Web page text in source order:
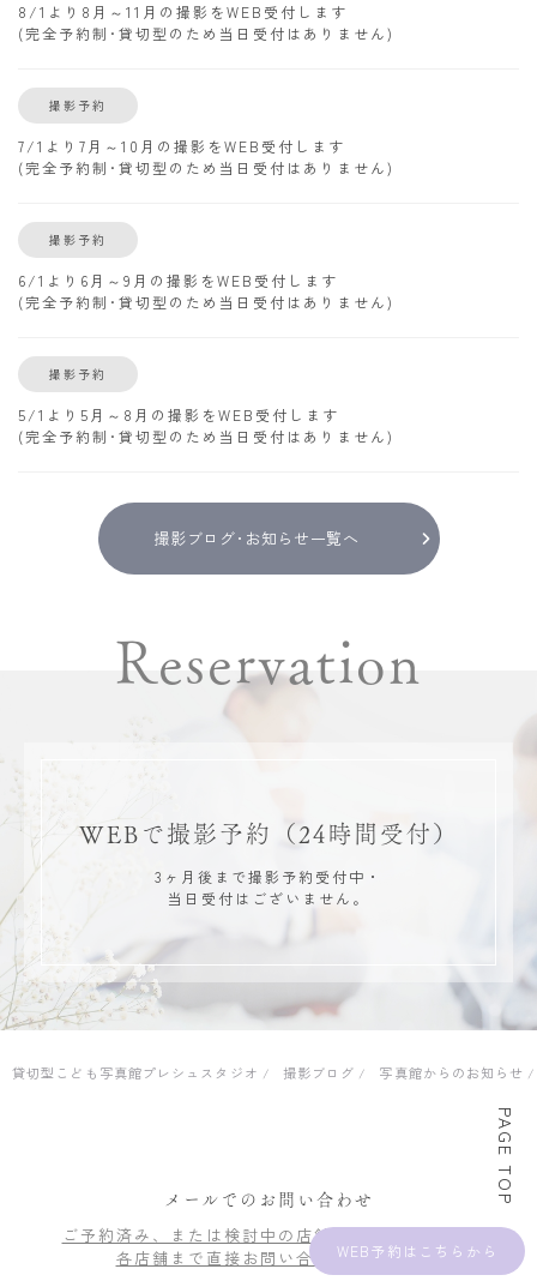
WEB予約
8/1より8月～11月の撮影をWEB受付します
(完全予約制･貸切型のため当日受付はありません)
撮影予約
7/1より7月～10月の撮影をWEB受付します
(完全予約制･貸切型のため当日受付はありません)
撮影予約
6/1より6月～9月の撮影をWEB受付します
(完全予約制･貸切型のため当日受付はありません)
撮影予約
5/1より5月～8月の撮影をWEB受付します
(完全予約制･貸切型のため当日受付はありません)
撮影ブログ･お知らせ一覧へ
Reservation
WEBで撮影予約 （24時間受付）
3ヶ月後まで撮影予約受付中・
当日受付はございません。
貸切型こども写真館プレシュスタジオ 撮影ブログ 写真館からのお知らせ
メールでのお問い合わせ
ご予約済み、または検討中の店舗がございましたら
各店舗まで直接お問い合わせください
PAGE TOP